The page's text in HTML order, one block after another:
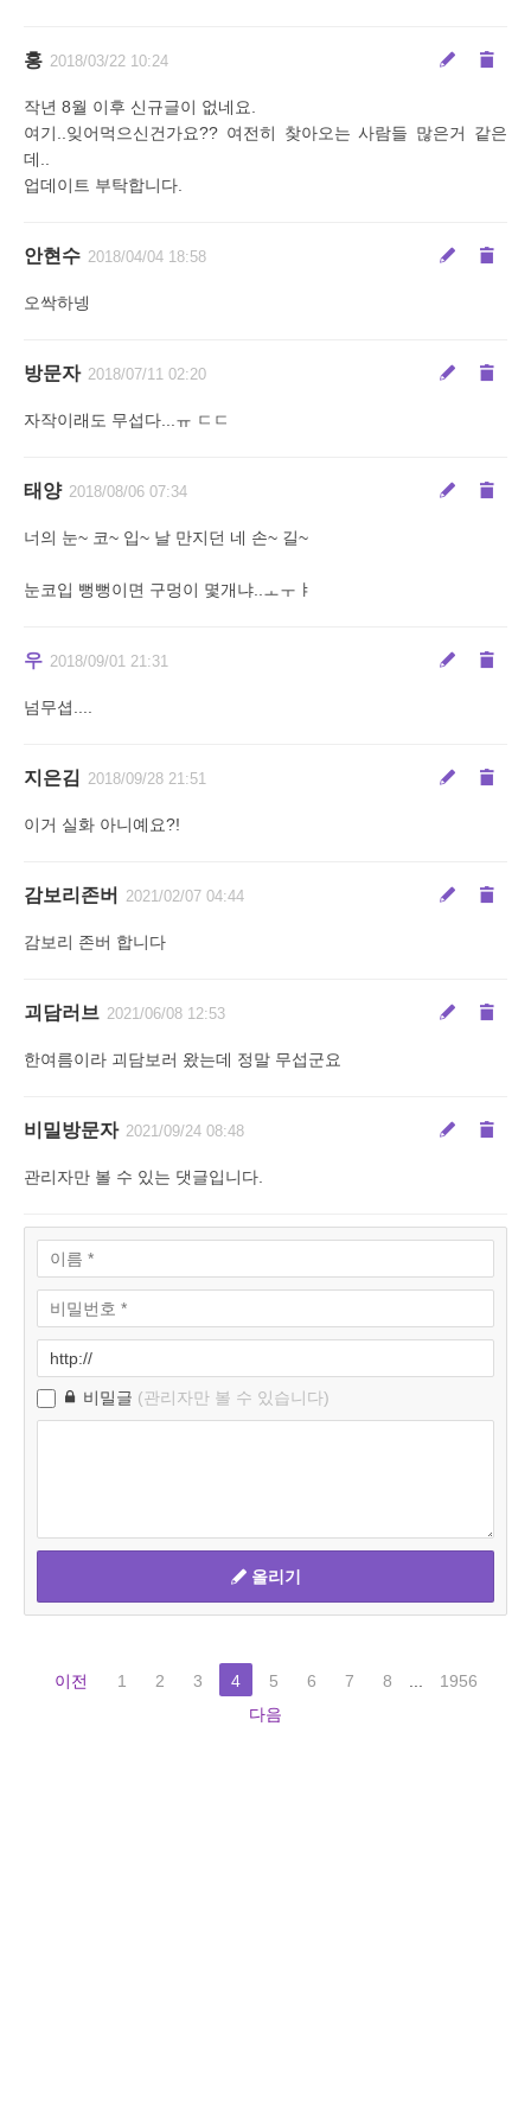
홍 2018/03/22 10:24
작년 8월 이후 신규글이 없네요.
여기..잊어먹으신건가요?? 여전히 찾아오는 사람들 많은거 같은
데..
업데이트 부탁합니다.
안현수 2018/04/04 18:58
오싹하넹
방문자 2018/07/11 02:20
자작이래도 무섭다...ㅠ ㄷㄷ
태양 2018/08/06 07:34
너의 눈~ 코~ 입~ 날 만지던 네 손~ 길~
눈코입 뻥뻥이면 구멍이 몇개냐..ㅗㅜㅑ
우 2018/09/01 21:31
넘무셥....
지은김 2018/09/28 21:51
이거 실화 아니예요?!
감보리존버 2021/02/07 04:44
감보리 존버 합니다
괴담러브 2021/06/08 12:53
한여름이라 괴담보러 왔는데 정말 무섭군요
비밀방문자 2021/09/24 08:48
관리자만 볼 수 있는 댓글입니다.
비밀글 (관리자만 볼 수 있습니다)
올리기
이전 1 2 3 4 5 6 7 8 ...
1956
다음